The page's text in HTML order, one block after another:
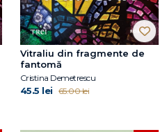
Vitraliu din fragmente de
fantomă
Cristina Demetrescu
45.5 lei 65.00 lei